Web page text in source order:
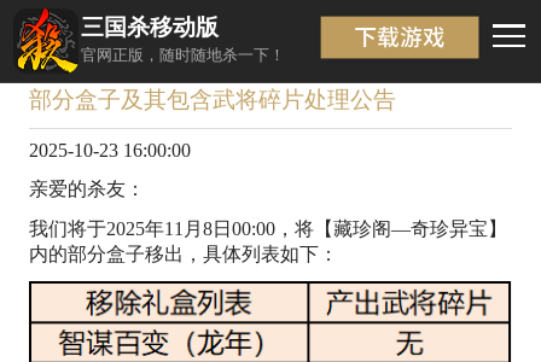
三国杀移动版
官网正版，随时随地杀一下！
返回
部分盒子及其包含武将碎片处理公告
2025-10-23 16:00:00
亲爱的杀友：
我们将于2025年11月8日00:00，将【藏珍阁—奇珍异宝】
内的部分盒子移出，具体列表如下：